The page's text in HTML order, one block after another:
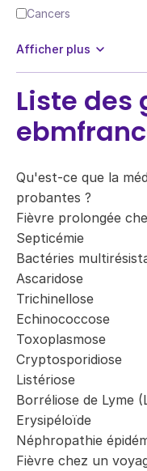
Cancers
Afficher plus
Liste des
Qu'est-ce que la
probantes ?
Fièvre prolongée
Septicémie
Bactéries
Ascaridose
Trichinellose
Echinococcose
Toxoplasmose
Cryptosporidiose
Listériose
Borréliose de Lyme
Erysipéloïde
Néphropathie
Fièvre chez un